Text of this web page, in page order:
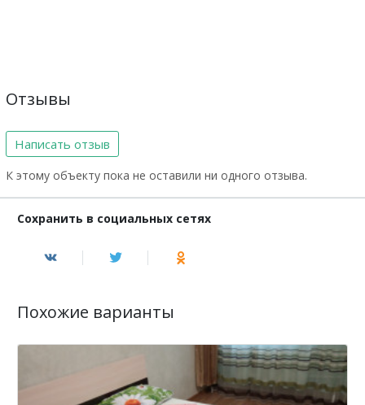
Отзывы
Написать отзыв
К этому объекту пока не оставили ни одного отзыва.
Сохранить в социальных сетях
Похожие варианты